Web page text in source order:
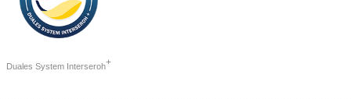
Duales System Interseroh+